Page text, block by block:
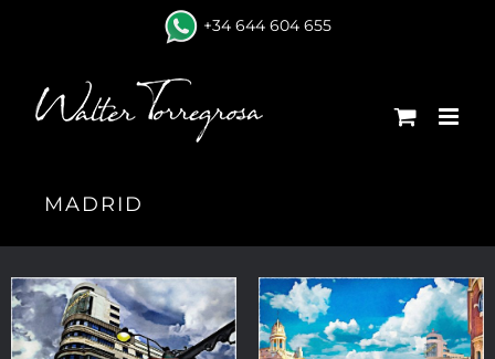
+34 644 604 655
MADRID